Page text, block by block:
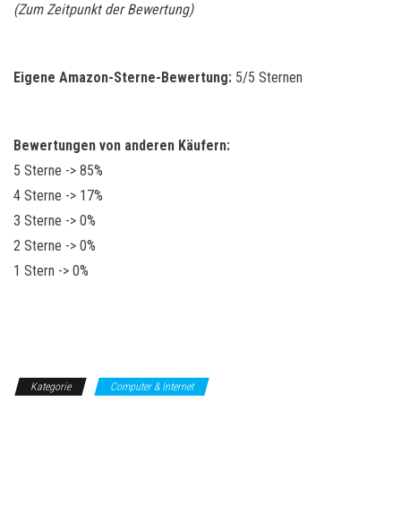
(Zum Zeitpunkt der Bewertung)
Eigene Amazon-Sterne-Bewertung: 5/5 Sternen
Bewertungen von anderen Käufern:
5 Sterne -> 85%
4 Sterne -> 17%
3 Sterne -> 0%
2 Sterne -> 0%
1 Stern -> 0%
Kategorie Computer & Internet